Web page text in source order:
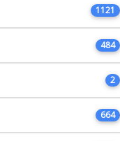
1121
484
2
664